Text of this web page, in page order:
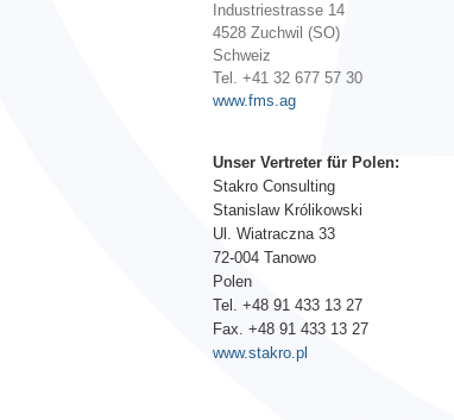
Industriestrasse 14
4528 Zuchwil (SO)
Schweiz
Tel. +41 32 677 57 30
www.fms.ag
Unser Vertreter für Polen:
Stakro Consulting
Stanislaw Królikowski
Ul. Wiatraczna 33
72-004 Tanowo
Polen
Tel. +48 91 433 13 27
Fax. +48 91 433 13 27
www.stakro.pl